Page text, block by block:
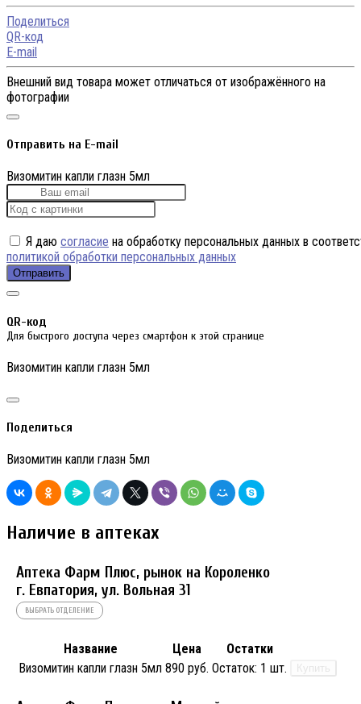
Поделиться
QR-код
E-mail
Внешний вид товара может отличаться от изображённого на
фотографии
Отправить на E-mail
Визомитин капли глазн 5мл
Я даю согласие на обработку персональных данных в
политикой обработки персональных данных
Отправить
QR-код
Для быстрого доступа через смартфон к этой странице
Визомитин капли глазн 5мл
Поделиться
Визомитин капли глазн 5мл
Наличие в аптеках
Аптека Фарм Плюс, рынок на Короленко
г. Евпатория, ул. Вольная 31
ВЫБРАТЬ ОТДЕЛЕНИЕ
Название Цена
Остатки
Визомитин капли глазн 5мл 890 руб. Остаток: 1 шт. Купить